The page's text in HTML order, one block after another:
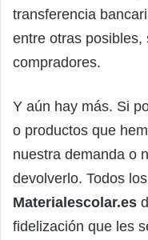
transferencia
entre otras posibles,
compradores.
Y aún hay más. Si
o productos que
nuestra demanda o
devolverlo. Todos
Materialescolar.es
fidelización que les